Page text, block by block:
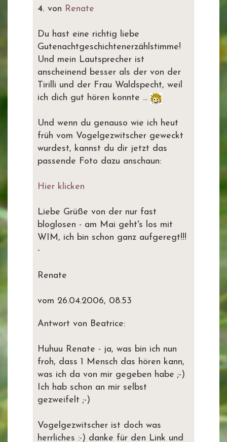
4. von Renate
Du hast eine richtig liebe
Gutenachtgeschichtenerzählstimme!
Und mein Lautsprecher ist
anscheinend besser als der von der
Tirilli und der Frau Waldspecht, weil
ich dich gut hören konnte ...
Und wenn du genauso wie ich heut
früh vom Vogelgezwitscher geweckt
wurdest, kannst du dir jetzt das
passende Foto dazu anschaun:
Hier klicken
Liebe Grüße von der nur fast
bloglosen - am Mai geht's los mit
WIM, ich bin schon ganz aufgeregt!!!
-
Renate
vom 26.04.2006, 08.53
Antwort von Beatrice:
Huhuu Renate - ja, was bin ich nun
froh, dass 1 Mensch das hören kann,
was ich da von mir gegeben habe ;-)
Ich hab schon an mir selbst
gezweifelt ;-)
Vogelgezwitscher ist doch was
herrliches :-) danke für den Link und